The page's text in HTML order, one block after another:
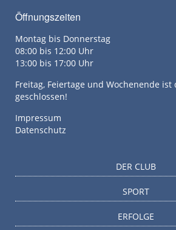
Öffnungszeiten
Montag bis Donnerstag
08:00 bis 12:00 Uhr
13:00 bis 17:00 Uhr
Freitag, Feiertage und Wochenende ist
geschlossen!
Impressum
Datenschutz
DER CLUB
SPORT
ERFOLGE